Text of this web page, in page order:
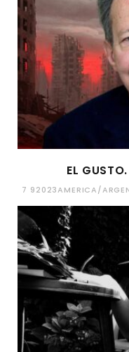
EL
7 92023AMERICA/